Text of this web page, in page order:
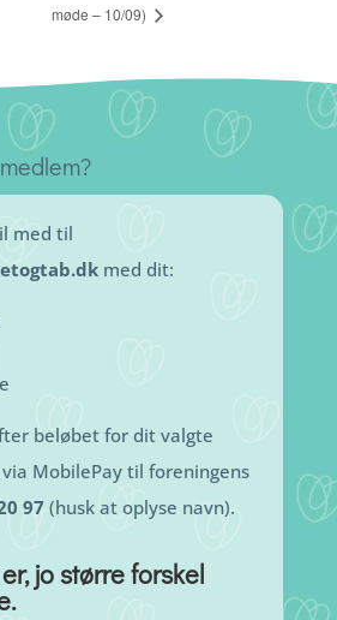
møde – 10/09)
med til
med dit:
beløbet for dit valgte
MobilePay til foreningens
97 (husk at oplyse navn).
jo større forskel